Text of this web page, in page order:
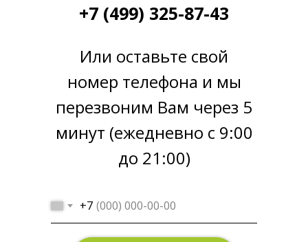
+7 (499) 325-87-43
Или оставьте свой
номер телефона и мы
перезвоним Вам через 5
минут (ежедневно с 9:00
до 21:00)
+7